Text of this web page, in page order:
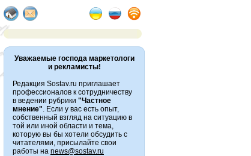
Уважаемые господа маркетологи
и рекламисты!
Редакция Sostav.ru приглашает
профессионалов к сотрудничеству
в ведении рубрики "Частное
мнение". Если у вас есть опыт,
собственный взгляд на ситуацию в
той или иной области и тема,
которую вы бы хотели обсудить с
читателями, присылайте свои
работы на news@sostav.ru